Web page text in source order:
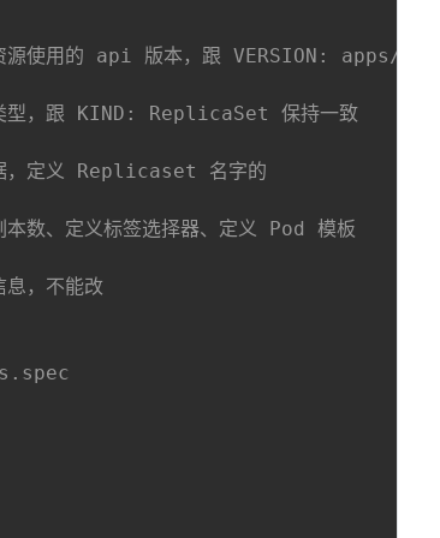
源使用的 api 版本，跟 VERSION: apps/v1
型，跟 KIND: ReplicaSet 保持一致
，定义 Replicaset 名字的
本数、定义标签选择器、定义 Pod 模板
息，不能改